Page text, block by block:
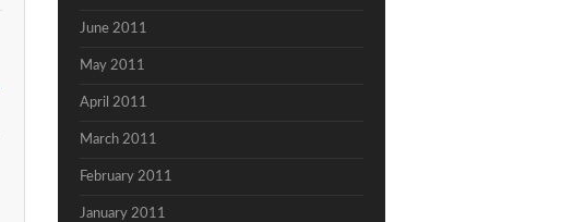
June 2011
May 2011
April 2011
March 2011
February 2011
January 2011